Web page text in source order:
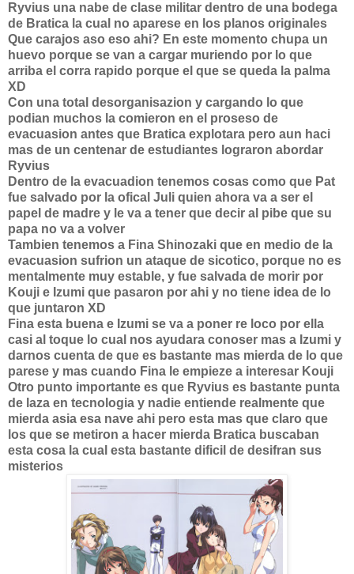
Ryvius una nabe de clase militar dentro de una bodega
de Bratica la cual no aparese en los planos originales
Que carajos aso eso ahi? En este momento chupa un
huevo porque se van a cargar muriendo por lo que
arriba el corra rapido porque el que se queda la palma
XD
Con una total desorganisazion y cargando lo que
podian muchos la comieron en el proseso de
evacuasion antes que Bratica explotara pero aun haci
mas de un centenar de estudiantes lograron abordar
Ryvius
Dentro de la evacuadion tenemos cosas como que Pat
fue salvado por la ofical Juli quien ahora va a ser el
papel de madre y le va a tener que decir al pibe que su
papa no va a volver
Tambien tenemos a Fina Shinozaki que en medio de la
evacuasion sufrion un ataque de sicotico, porque no es
mentalmente muy estable, y fue salvada de morir por
Kouji e Izumi que pasaron por ahi y no tiene idea de lo
que juntaron XD
Fina esta buena e Izumi se va a poner re loco por ella
casi al toque lo cual nos ayudara conoser mas a Izumi y
darnos cuenta de que es bastante mas mierda de lo que
parese y mas cuando Fina le empieze a interesar Kouji
Otro punto importante es que Ryvius es bastante punta
de laza en tecnologia y nadie entiende realmente que
mierda asia esa nave ahi pero esta mas que claro que
los que se metiron a hacer mierda Bratica buscaban
esta cosa la cual esta bastante dificil de desifran sus
misterios